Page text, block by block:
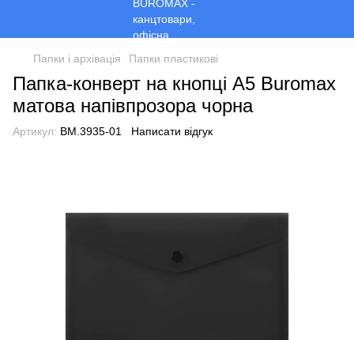
Папки і архівація Папки пластикові
Папка-конверт на кнопці A5 Buromax
матова напівпрозора чорна
Артикул: BM.3935-01 Написати відгук